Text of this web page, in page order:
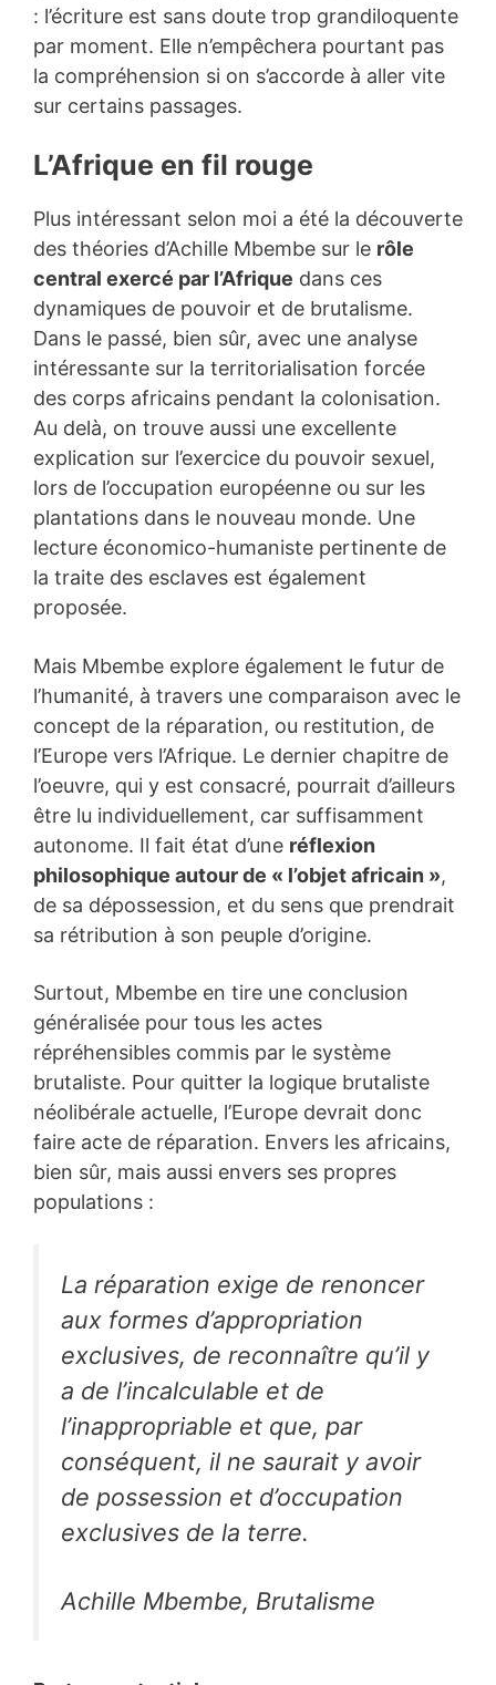
: l’écriture est sans doute trop grandiloquente
par moment. Elle n’empêchera pourtant pas
la compréhension si on s’accorde à aller vite
sur certains passages.
L’Afrique en fil rouge
Plus intéressant selon moi a été la découverte
des théories d’Achille Mbembe sur le rôle
central exercé par l’Afrique dans ces
dynamiques de pouvoir et de brutalisme.
Dans le passé, bien sûr, avec une analyse
intéressante sur la territorialisation forcée
des corps africains pendant la colonisation.
Au delà, on trouve aussi une excellente
explication sur l’exercice du pouvoir sexuel,
lors de l’occupation européenne ou sur les
plantations dans le nouveau monde. Une
lecture économico-humaniste pertinente de
la traite des esclaves est également
proposée.
Mais Mbembe explore également le futur de
l’humanité, à travers une comparaison avec le
concept de la réparation, ou restitution, de
l’Europe vers l’Afrique. Le dernier chapitre de
l’oeuvre, qui y est consacré, pourrait d’ailleurs
être lu individuellement, car suffisamment
autonome. Il fait état d’une réflexion
philosophique autour de « l’objet africain »,
de sa dépossession, et du sens que prendrait
sa rétribution à son peuple d’origine.
Surtout, Mbembe en tire une conclusion
généralisée pour tous les actes
répréhensibles commis par le système
brutaliste. Pour quitter la logique brutaliste
néolibérale actuelle, l’Europe devrait donc
faire acte de réparation. Envers les africains,
bien sûr, mais aussi envers ses propres
populations :
La réparation exige de renoncer
aux formes d’appropriation
exclusives, de reconnaître qu’il y
a de l’incalculable et de
l’inappropriable et que, par
conséquent, il ne saurait y avoir
de possession et d’occupation
exclusives de la terre.
Achille Mbembe, Brutalisme